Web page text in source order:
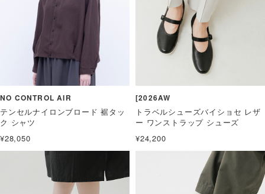
NO CONTROL AIR
テンセルナイロンブロード 裾タッ
ク シャツ
¥28,050
[2026AW
トラベルシューズバイショセ レザ
ー ワンストラップ シューズ
¥24,200